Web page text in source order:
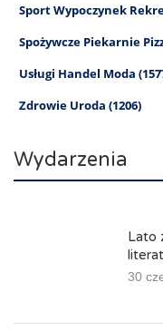
Sport Wypoczynek
Spożywcze Piekarnie
Usługi Handel Moda
Zdrowie Uroda (1206)
Wydarzenia
Lato
30